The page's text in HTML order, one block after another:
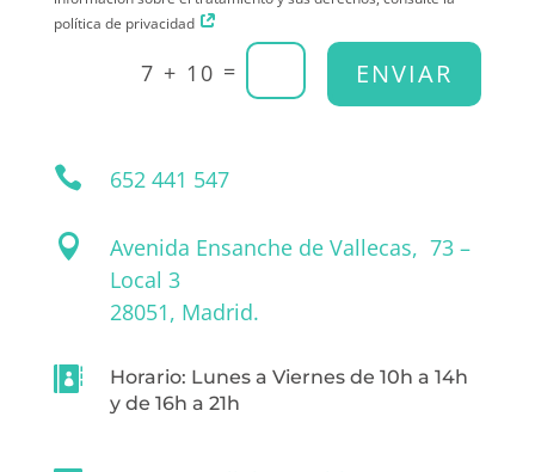
política de privacidad
7 + 10 = ENVIAR
 652 441 547

Avenida Ensanche de Vallecas, 73 –
Local 3
28051, Madrid.

Horario: Lunes a Viernes de 10h a 14h
y de 16h a 21h